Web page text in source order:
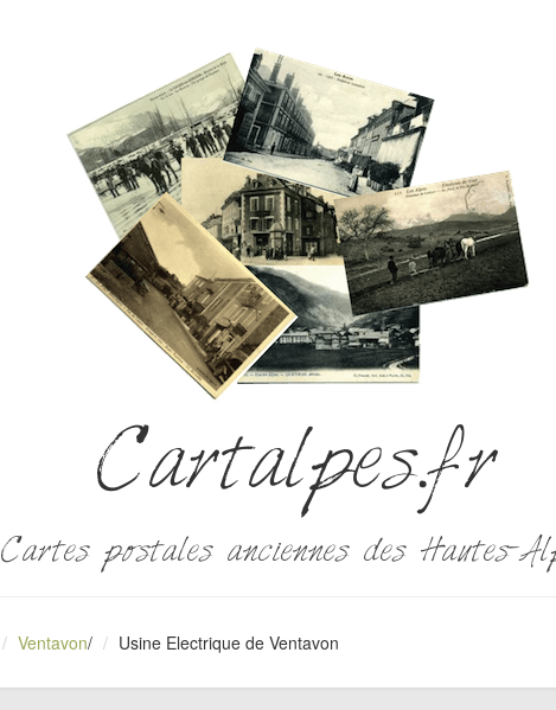
Cartalpes.fr
Cartes postales anciennes des Hautes-
Ventavon/ Usine Electrique de Ventavon